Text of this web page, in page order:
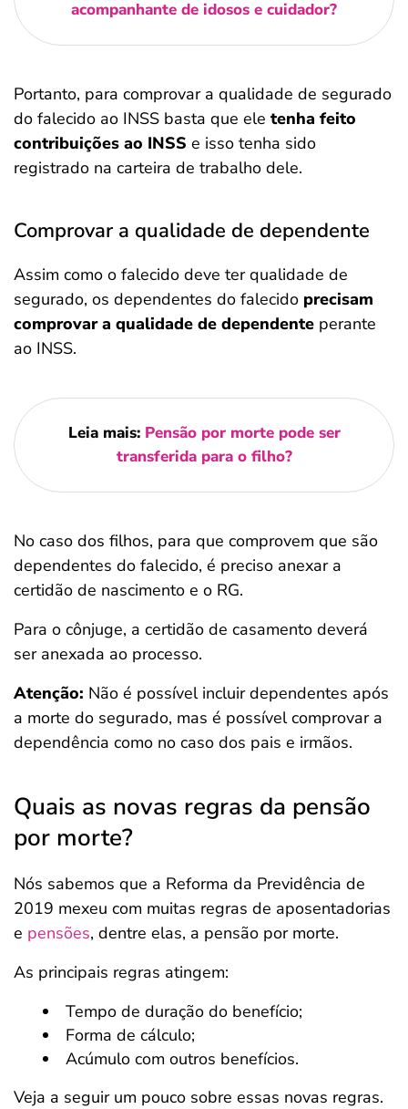
acompanhante de idosos e cuidador?
Portanto, para comprovar a qualidade de segurado
do falecido ao INSS basta que ele tenha feito
contribuições ao INSS e isso tenha sido
registrado na carteira de trabalho dele.
Comprovar a qualidade de dependente
Assim como o falecido deve ter qualidade de
segurado, os dependentes do falecido precisam
comprovar a qualidade de dependente perante
ao INSS.
Leia mais: Pensão por morte pode ser
transferida para o filho?
No caso dos filhos, para que comprovem que são
dependentes do falecido, é preciso anexar a
certidão de nascimento e o RG.
Para o cônjuge, a certidão de casamento deverá
ser anexada ao processo.
Atenção: Não é possível incluir dependentes após
a morte do segurado, mas é possível comprovar a
dependência como no caso dos pais e irmãos.
Quais as novas regras da pensão
por morte?
Nós sabemos que a Reforma da Previdência de
2019 mexeu com muitas regras de aposentadorias
e pensões, dentre elas, a pensão por morte.
As principais regras atingem:
Tempo de duração do benefício;
Forma de cálculo;
Acúmulo com outros benefícios.
Veja a seguir um pouco sobre essas novas regras.